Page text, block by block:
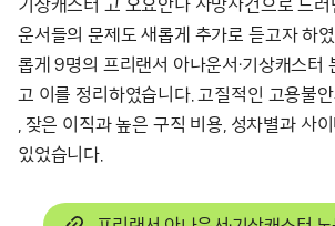
기상캐스터 고 오요안나 사망사건으로 드러
운서들의 문제도 새롭게 추가로 듣고자 하
롭게 9명의 프리랜서 아나운서·기상캐스터
고 이를 정리하였습니다. 고질적인 고용불
, 잦은 이직과 높은 구직 비용, 성차별과 사
있었습니다.